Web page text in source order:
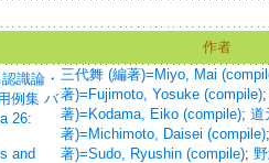
作者
識論・
例集 バ
26:
and
三代舞 (編著)=Miyo, Mai
著)=Fujimoto, Yosuke (compile);
著)=Kodama, Eiko (compile); 道
著)=Michimoto, Daisei (compile);
著)=Sudo, Ryushin (compile);